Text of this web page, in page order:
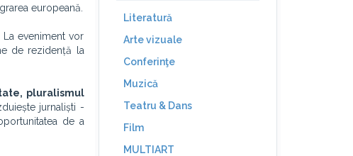
europeană.
La eveniment vor
de rezidență la
pluralismul
jurnaliști -
de a
Literatură
Arte vizuale
Conferinţe
Muzică
Teatru & Dans
Film
MULTIART